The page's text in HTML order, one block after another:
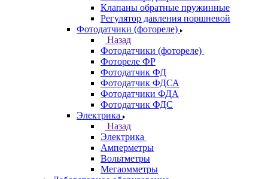
Клапаны обратные пружинные
Регулятор давления поршневой
Фотодатчики (фотореле)
Назад
Фотодатчики (фотореле)
Фотореле ФР
Фотодатчик ФД
Фотодатчик ФДСА
Фотодатчики ФДА
Фотодатчик ФДС
Электрика
Назад
Электрика
Амперметры
Вольтметры
Мегаомметры